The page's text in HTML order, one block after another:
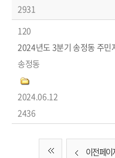
2931
120
2024년도 3분기 송정동 주민
송정동
2024.06.12
2436
이전 페이